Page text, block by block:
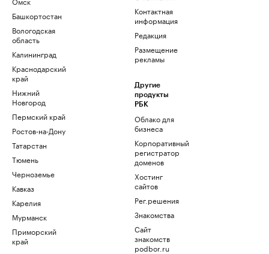
Башкортостан
Вологодская
область
Калининград
Краснодарский
край
Нижний
Новгород
Пермский край
Ростов-на-Дону
Татарстан
Тюмень
Черноземье
Кавказ
Карелия
Мурманск
Приморский
край
Контактная
информация
Редакция
Размещение
рекламы
Другие
продукты
РБК
Облако для
бизнеса
Корпоративный
регистратор
доменов
Хостинг
сайтов
Рег.решения
Знакомства
Сайт
знакомств
podbor.ru